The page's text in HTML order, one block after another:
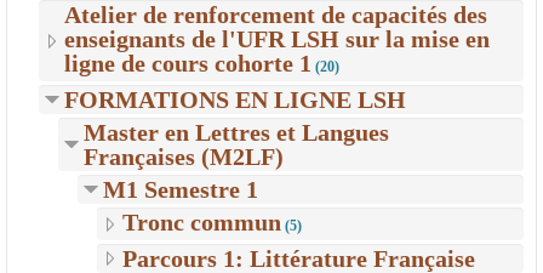
Atelier de renforcement de capacités des
enseignants de l'UFR LSH sur la mise en
ligne de cours cohorte 1 (20)
FORMATIONS EN LIGNE LSH
Master en Lettres et Langues
Françaises (M2LF)
M1 Semestre 1
Tronc commun (5)
Parcours 1: Littérature Française